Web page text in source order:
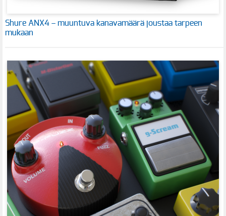
Shure ANX4 – muuntuva kanavamäärä joustaa tarpeen
mukaan